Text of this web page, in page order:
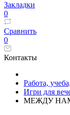
Закладки
0
Сравнить
0
Контакты
Работа,
Игри для
МЕЖДУ